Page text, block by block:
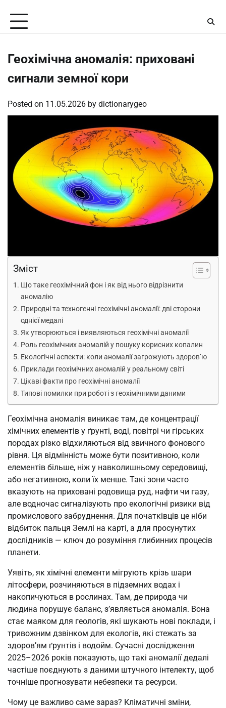
content
Геохімічна аномалія: приховані
сигнали земної кори
Posted on 11.05.2026 by dictionarygeo
Зміст
Що таке геохімічний фон і як від нього відрізнити
аномалію
Природні та техногенні геохімічні аномалії: дві сторони
однієї медалі
Як утворюються і виявляються геохімічні аномалії
Роль геохімічних аномалій у пошуку корисних копалин
Екологічні аспекти: коли аномалії загрожують здоров’ю
Приклади геохімічних аномалій у реальному світі
Цікаві факти про геохімічні аномалії
Типові помилки при роботі з геохімічними даними
Геохімічна аномалія виникає там, де концентрації
хімічних елементів у ґрунті, воді, повітрі чи гірських
породах різко відхиляються від звичного фонового
рівня. Ця відмінність може бути позитивною, коли
елементів більше, ніж у навколишньому середовищі,
або негативною, коли їх менше. Такі зони часто
вказують на приховані родовища руд, нафти чи газу,
але водночас сигналізують про екологічні ризики від
промислового забруднення. Для початківців це ніби
відбиток пальця Землі на карті, а для просунутих
дослідників — ключ до розуміння глибинних процесів
планети.
Уявіть, як хімічні елементи мігрують крізь шари
літосфери, розчиняються в підземних водах і
накопичуються в рослинах. Там, де природа чи
людина порушує баланс, з’являється аномалія. Вона
стає маяком для геологів, які шукають нові поклади, і
тривожним дзвінком для екологів, які стежать за
здоров’ям ґрунтів і водойм. Сучасні дослідження
2025–2026 років показують, що такі аномалії дедалі
частіше поєднують з даними штучного інтелекту, щоб
точніше прогнозувати небезпеки та ресурси.
Чому це важливо саме зараз? Кліматичні зміни,